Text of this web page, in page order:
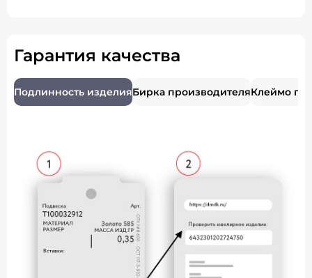
Гарантия качества
Подлинность изделияБирка производителяКлеймо